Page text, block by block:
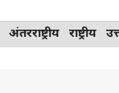
Skip
to
अंतरराष्ट्रीय राष्ट्रीय